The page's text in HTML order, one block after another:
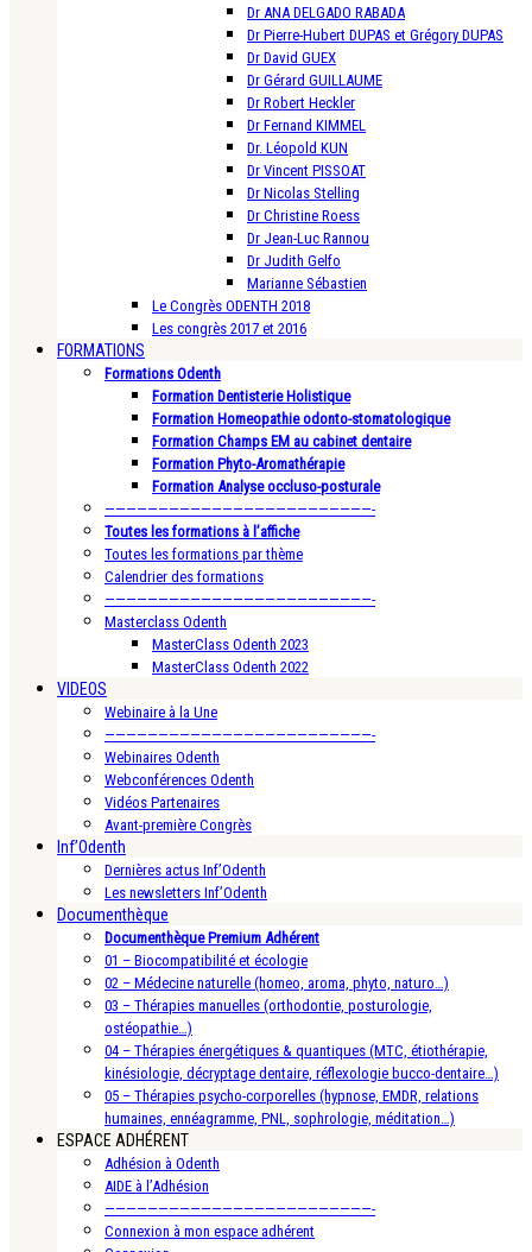
Dr ANA DELGADO RABADA
Dr Pierre-Hubert DUPAS et Grégory DUPAS
Dr David GUEX
Dr Gérard GUILLAUME
Dr Robert Heckler
Dr Fernand KIMMEL
Dr. Léopold KUN
Dr Vincent PISSOAT
Dr Nicolas Stelling
Dr Christine Roess
Dr Jean-Luc Rannou
Dr Judith Gelfo
Marianne Sébastien
Le Congrès ODENTH 2018
Les congrès 2017 et 2016
FORMATIONS
Formations Odenth
Formation Dentisterie Holistique
Formation Homeopathie odonto-stomatologique
Formation Champs EM au cabinet dentaire
Formation Phyto-Aromathérapie
Formation Analyse occluso-posturale
—————————————————————————-
Toutes les formations à l’affiche
Toutes les formations par thème
Calendrier des formations
—————————————————————————-
Masterclass Odenth
MasterClass Odenth 2023
MasterClass Odenth 2022
VIDEOS
Webinaire à la Une
—————————————————————————-
Webinaires Odenth
Webconférences Odenth
Vidéos Partenaires
Avant-première Congrès
Inf’Odenth
Dernières actus Inf’Odenth
Les newsletters Inf’Odenth
Documenthèque
Documenthèque Premium Adhérent
01 – Biocompatibilité et écologie
02 – Médecine naturelle (homeo, aroma, phyto, naturo…)
03 – Thérapies manuelles (orthodontie, posturologie,
ostéopathie…)
04 – Thérapies énergétiques & quantiques (MTC, étiothérapie,
kinésiologie, décryptage dentaire, réflexologie bucco-dentaire…)
05 – Thérapies psycho-corporelles (hypnose, EMDR, relations
humaines, ennéagramme, PNL, sophrologie, méditation…)
ESPACE ADHÉRENT
Adhésion à Odenth
AIDE à l’Adhésion
—————————————————————————-
Connexion à mon espace adhérent